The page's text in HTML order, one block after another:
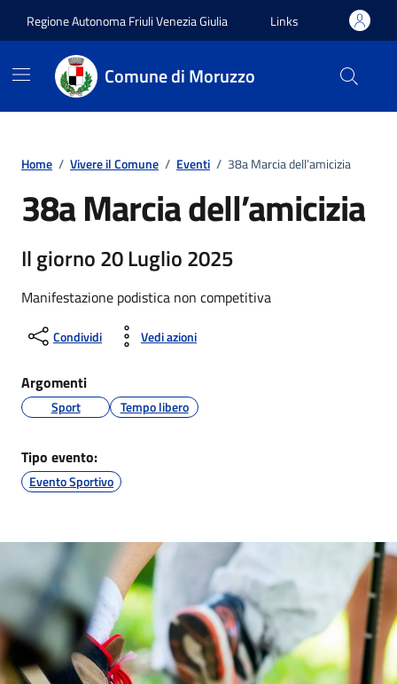
Regione Autonoma Friuli Venezia Giulia Links
Comune di Moruzzo
Home / Vivere il Comune / Eventi / 38a Marcia dell’amicizia
38a Marcia dell’amicizia
Il giorno 20 Luglio 2025
Manifestazione podistica non competitiva
Condividi Vedi azioni
Argomenti
Sport Tempo libero
Tipo evento:
Evento Sportivo